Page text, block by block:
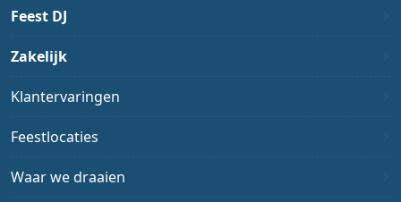
Feest DJ
Zakelijk
Klantervaringen
Feestlocaties
Waar we draaien